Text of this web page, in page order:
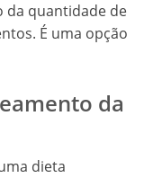
da quantidade de
É uma opção
da
dieta